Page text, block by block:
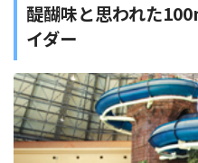
醍醐味と思われた
イダー